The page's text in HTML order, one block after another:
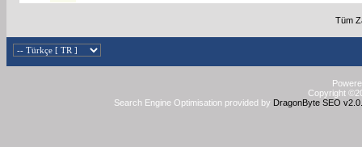
Tüm
Copyright
Search Engine Optimisation provided by DragonByte SEO